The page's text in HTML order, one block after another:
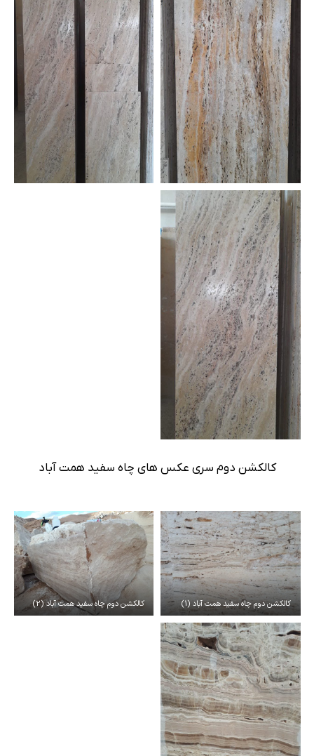
کالکشن دوم سری عکس های چاه سفید همت آباد
کالکشن دوم چاه سفید همت آباد (1) کالکشن دوم چاه سفید همت آباد (2)